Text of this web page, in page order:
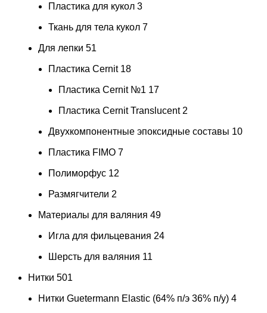
Пластика для кукол 3
Ткань для тела кукол 7
Для лепки 51
Пластика Cernit 18
Пластика Cernit №1 17
Пластика Cernit Translucent 2
Двухкомпонентные эпоксидные составы 10
Пластика FIMO 7
Полиморфус 12
Размягчители 2
Материалы для валяния 49
Игла для фильцевания 24
Шерсть для валяния 11
Нитки 501
Нитки Guetermann Elastic (64% п/э 36% п/у) 4